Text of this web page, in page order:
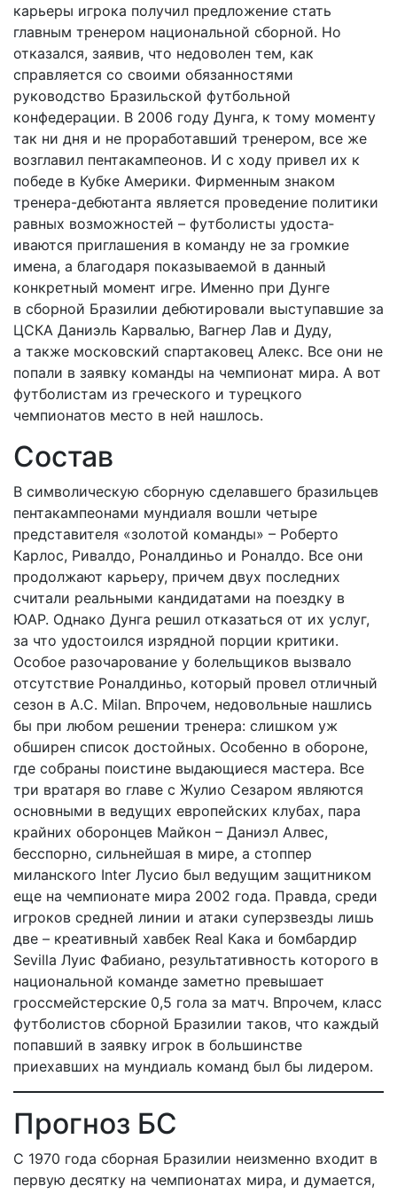
карьеры игрока получил предложение стать
главным тренером национальной сборной. Но
отказался, заявив, что недоволен тем, как
справляется со своими обязанностями
руководство Бразильской футбольной
конфедерации. В 2006 году Дунга, к тому моменту
так ни дня и не проработавший тренером, все же
возглавил пентакампеонов. И с ходу привел их к
победе в Кубке Америки. Фирменным знаком
тренера-дебютанта является проведение политики
равных возможностей – футболисты удоста­
иваются приглашения в команду не за громкие
имена, а благодаря показываемой в данный
конкретный момент игре. Именно при Дунге
в сборной Бразилии дебютировали выступавшие за
ЦСКА Даниэль Карвалью, Вагнер Лав и Дуду,
а также московский спартаковец Алекс. Все они не
попали в заявку команды на чемпионат мира. А вот
футболистам из греческого и турецкого
чемпионатов место в ней нашлось.
Состав
В символическую сборную сделавшего бразильцев
пентакампеонами мундиаля вошли четыре
представителя «золотой команды» – Роберто
Карлос, Ривалдо, Роналдиньо и Роналдо. Все они
продолжают карьеру, причем двух последних
считали реальными кандидатами на поездку в
ЮАР. Однако Дунга решил отказаться от их услуг,
за что удостоился изрядной порции критики.
Особое разочарование у болельщиков вызвало
отсутствие Роналдиньо, который провел отличный
сезон в A.C. Milan. Впрочем, недовольные нашлись
бы при любом решении тренера: слишком уж
обширен список достойных. Особенно в обороне,
где собраны поистине выдающиеся мастера. Все
три вратаря во главе с Жулио Сезаром являются
основными в ведущих европейских клубах, пара
крайних оборонцев Майкон – Даниэл Алвес,
бесспорно, сильнейшая в мире, а стоппер
миланского Inter Лусио был ведущим защитником
еще на чемпионате мира 2002 года. Правда, среди
игроков средней линии и атаки суперзвезды лишь
две – кре­ативный хавбек Real Кака и бомбардир
Sevilla Луис Фабиано, результативность которого в
национальной команде заметно превышает
гроссмейстерские 0,5 гола за матч. Впрочем, класс
футболистов сборной Бразилии таков, что каждый
попавший в заявку игрок в большинстве
приехавших на мундиаль команд был бы лидером.
Прогноз БС
С 1970 года сборная Бразилии неизменно входит в
первую десятку на чемпионатах мира, и думается,